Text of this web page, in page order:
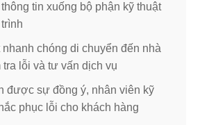
tin xuống bộ phận kỹ thuật
chóng di chuyển đến nhà
tra lỗi và tư vấn dịch vụ
được sự đồng ý, nhân viên kỹ
phục lỗi cho khách hàng